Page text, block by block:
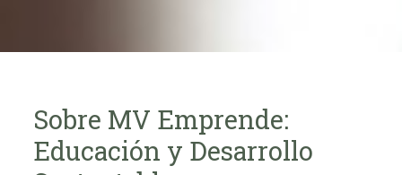
Sobre MV Emprende:
Educación y Desarrollo